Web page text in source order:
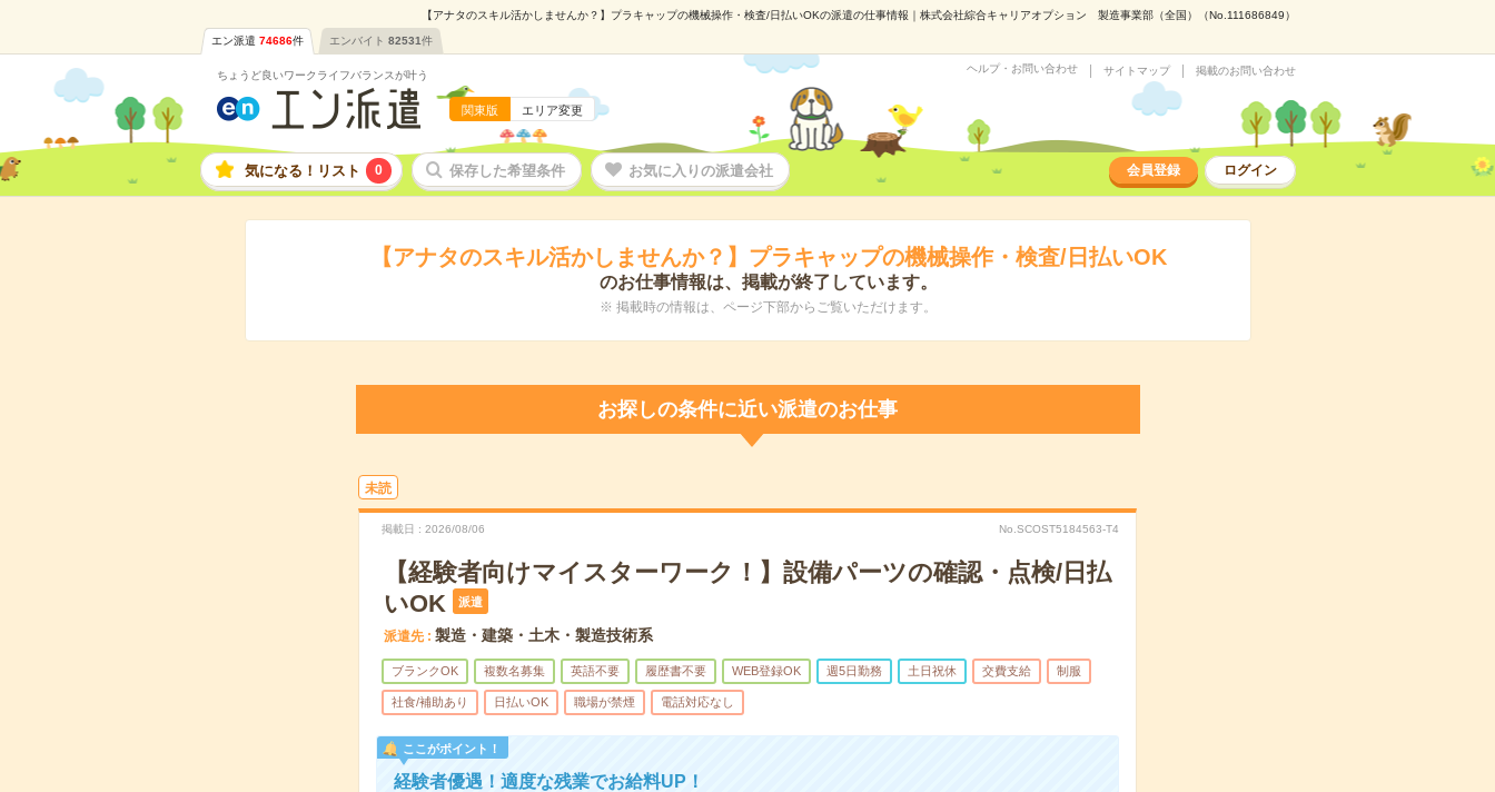
【アナタのスキル活かしませんか？】プラキャップの機械操作・検査/日払いOKの派遣の仕事情報｜株式会社綜合キャリアオプション 製造事業部（全国）（No.111686849）
エン派遣 74686件 エンバイト 82531件
ちょうど良いワークライフバランスが叶う
関東版 エリア変更
ヘルプ・お問い合わせ サイトマップ 掲載のお問い合わせ
気になる！リスト 0 保存した希望条件 お気に入りの派遣会社 会員登録 ログイン
【アナタのスキル活かしませんか？】プラキャップの機械操作・検査/日払いOK
のお仕事情報は、掲載が終了しています。
※ 掲載時の情報は、ページ下部からご覧いただけます。
お探しの条件に近い派遣のお仕事
未読
掲載日 2026/08/06 No.SCOST5184563-T4
【経験者向けマイスターワーク！】設備パーツの確認・点検/日払
いOK
派遣
派遣先 製造・建築・土木・製造技術系
ブランクOK 複数名募集 英語不要 履歴書不要 WEB登録OK 週5日勤務 土日祝休 交費支給 制服
社食/補助あり 日払いOK 職場が禁煙 電話対応なし
ここがポイント！
経験者優遇！適度な残業でお給料UP！